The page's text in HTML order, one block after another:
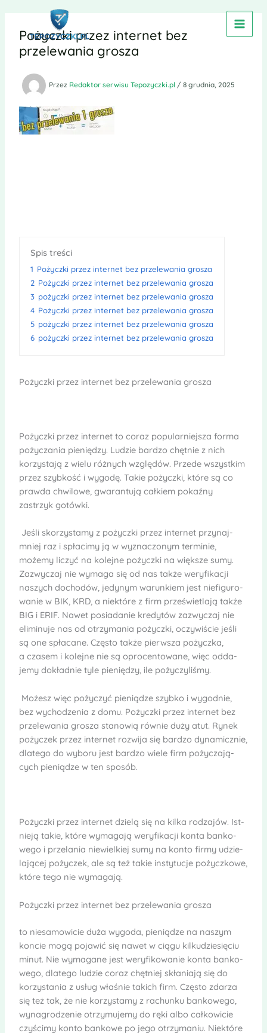
treściPożyczki przez internet bez
przelewania grosza
Przez Redaktor serwisu Tepozyczki.pl / 8 grudnia, 2025
Spis treści
1 Pożyczki przez inter­net bez prze­le­wa­nia gro­sza
2 Pożyczki przez inter­net bez prze­le­wa­nia gro­sza
3 pożyczki przez inter­net bez prze­le­wa­nia gro­sza
4 Pożyczki przez inter­net bez prze­le­wa­nia gro­sza
5 pożyczki przez inter­net bez prze­le­wa­nia gro­sza
6 pożyczki przez inter­net bez prze­le­wa­nia gro­sza
Pożyczki przez inter­net bez prze­le­wa­nia gro­sza
Pożyczki przez inter­net to coraz popu­lar­niej­sza forma
poży­cza­nia pie­nię­dzy. Ludzie bar­dzo chęt­nie z nich
korzy­stają z wielu róż­nych wzglę­dów. Przede wszyst­kim
przez szyb­kość i wygodę. Takie pożyczki, które są co
prawda chwi­lowe, gwa­ran­tują cał­kiem pokaźny
zastrzyk gotówki.
Jeśli sko­rzy­stamy z poży­czki przez inter­net przy­naj­
mniej raz i spła­cimy ją w wyzna­czo­nym ter­mi­nie,
możemy liczyć na kolejne pożyczki na więk­sze sumy.
Zazwy­czaj nie wymaga się od nas także wery­fi­ka­cji
naszych docho­dów, jedy­nym warun­kiem jest nie­fi­gu­ro­
wa­nie w BIK, KRD, a nie­które z firm prześwietlają także
BIG i ERIF. Nawet posia­da­nie kre­dy­tów zazwy­czaj nie
eli­mi­nuje nas od otrzy­ma­nia pożyczki, oczy­wi­ście jeśli
są one spła­cane. Czę­sto także pierw­sza pożyczka,
a cza­sem i kolejne nie są opro­cen­to­wane, więc odda­
jemy dokład­nie tyle pie­nię­dzy, ile poży­czy­li­śmy.
Możesz więc poży­czyć pie­nią­dze szybko i wygod­nie,
bez wycho­dze­nia z domu. Pożyczki przez inter­net bez
prze­le­wa­nia gro­sza sta­no­wią rów­nie duży atut. Rynek
poży­czek przez inter­net roz­wija się bar­dzo dyna­micz­nie,
dla­tego do wyboru jest bar­dzo wiele firm poży­cza­ją­
cych pie­nią­dze w ten spo­sób.
Pożyczki przez inter­net dzielą się na kilka rodza­jów. Ist­
nieją takie, które wyma­gają wery­fi­ka­cji konta ban­ko­
wego i prze­la­nia nie­wiel­kiej sumy na konto firmy udzie­
la­ją­cej poży­czek, ale są też takie insty­tu­cje pożycz­kowe,
które tego nie wyma­gają.
Pożyczki przez inter­net bez prze­le­wa­nia gro­sza
to nie­sa­mo­wi­cie duża wygoda, pie­nią­dze na naszym
kon­cie mogą poja­wić się nawet w ciągu kil­ku­dzie­się­ciu
minut. Nie wyma­gane jest wery­fi­ko­wa­nie konta ban­ko­
wego, dla­tego ludzie coraz chęt­niej skła­niają się do
korzy­sta­nia z usług wła­śnie takich firm. Czę­sto zda­rza
się też tak, że nie korzy­stamy z rachunku ban­ko­wego,
wyna­gro­dze­nie otrzy­mu­jemy do ręki albo cał­ko­wi­cie
czy­ścimy konto ban­kowe po jego otrzy­ma­niu. Niek­tóre